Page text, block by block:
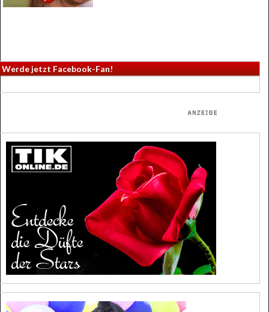
Werde jetzt Facebook-Fan!